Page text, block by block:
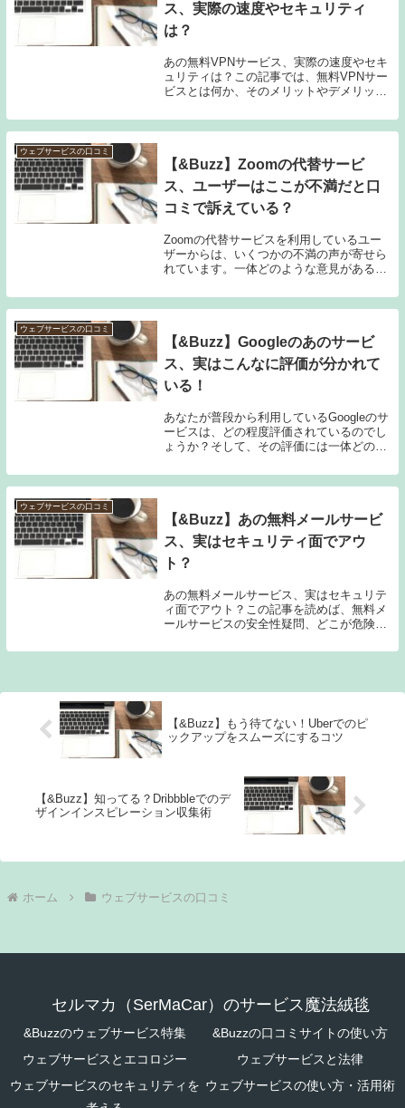
ス、実際の速度やセキュリティ
は？
あの無料VPNサービス、実際の速度やセキ
ュリティは？この記事では、無料VPNサー
ビスとは何か、そのメリットやデメリッ
いて、分かりやすく解説します。無料VPN
サービスは広く利用されていますが、その
ウェブサービスの口コミ
【&Buzz】Zoomの代替サービ
ス、ユーザーはここが不満だと口
コミで訴えている？
Zoomの代替サービスを利用しているユー
ザーからは、いくつかの不満の声が寄せら
れています。一体どのような意見があるの
的に何を指すのでしょうか？そして、代替
サービスを利用するユーザーが抱える主な
ウェブサービスの口コミ
【&Buzz】Googleのあのサービ
ス、実はこんなに評価が分かれて
いる！
あなたが普段から利用しているGoogleのサ
ービスは、どの程度評価されているのでし
ょうか？そして、その評価には一体どのよ
は、Googleサービス全般の評価を紹介しま
す。また、素晴らしいGoogle検索の...
ウェブサービスの口コミ
【&Buzz】あの無料メールサービ
ス、実はセキュリティ面でアウ
ト？
あの無料メールサービス、実はセキュリテ
ィ面でアウト？この記事を読めば、無料メ
ールサービスの安全性疑問、どこが危険な
て安全なメールサービスの選び方が分かり
【&Buzz】もう待てない！Uberでのピ
ックアップをスムーズにするコツ
【&Buzz】知ってる？Dribbbleでのデ
ザインインスピレーション収集術
ホーム ウェブサービスの口コミ
セルマカ（SerMaCar）のサービス魔法絨毯
&Buzzのウェブサービス特集
&Buzzの口コミサイトの使い方
ウェブサービスとエコロジー
ウェブサービスと法律
ウェブサービスのセキュリティを ウェブサービスの使い方・活用術